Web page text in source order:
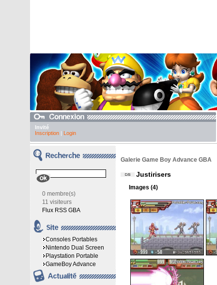
Invité
Inscription| Login
0 membre(s)
11 visiteurs
Flux RSS GBA
Consoles Portables
Nintendo Dual Screen
Playstation Portable
GameBoy Advance
Galerie Game Boy Advance GBA
Justirisers
Images (4)